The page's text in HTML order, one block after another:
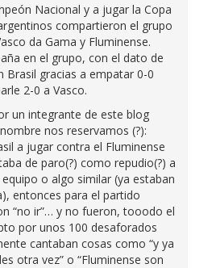
Nacional y a jugar la Copa
compartieron el grupo
da Gama y Fluminense.
en el grupo, con el dato de
Brasil gracias a empatar 0-0
2-0 a Vasco.
un integrante de este blog
nos reservamos (?):
a jugar contra el Fluminense
de paro(?) como repudio(?) a
o algo similar (ya estaban
entonces para el partido
“no ir”… y no fueron, tooodo el
por unos 100 desaforados
cantaban cosas como “y ya
otra vez” o “Fluminense son